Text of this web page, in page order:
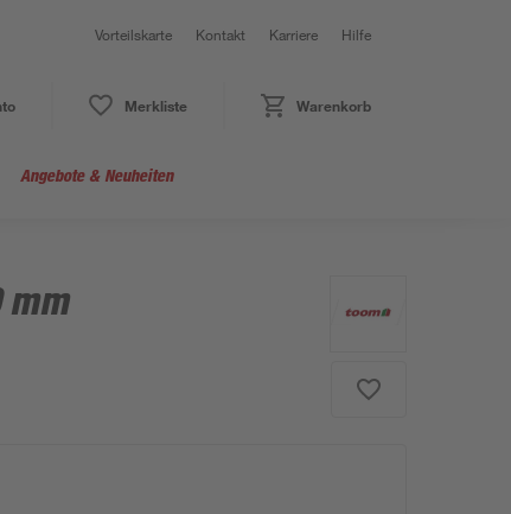
Vorteilskarte Kontakt Karriere Hilfe
Merkliste Warenkorb
Angebote & Neuheiten
mm